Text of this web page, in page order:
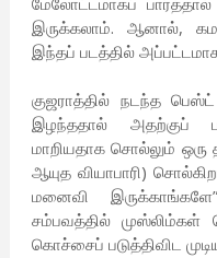
இருக்கலாம். ஆனால்,
இந்தப் படத்தில் அப்பட்டமாக
குஜராத்தில் நடந்த
இழந்ததால் அதற்குப்
மாறியதாக சொல்லும் ஒரு
ஆயுத வியாபாரி)
மனைவி
சம்பவத்தில்
கொச்சைப் படுத்திவிட